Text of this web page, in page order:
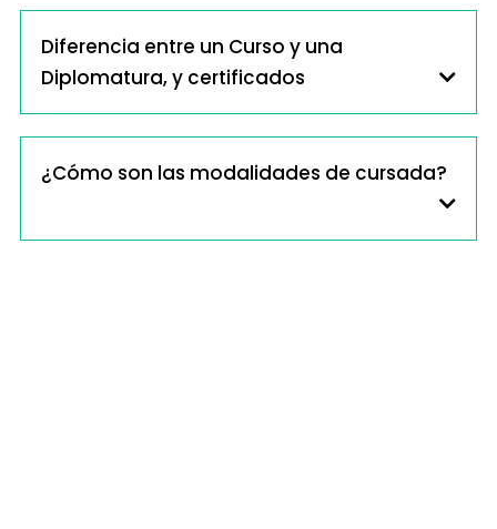
Diferencia entre un Curso y una
Diplomatura, y certificados
¿Cómo son las modalidades de cursada?